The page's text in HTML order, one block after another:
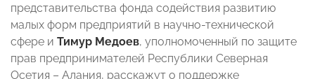
представительства фонда содействия развитию
малых форм предприятий в научно-технической
сфере и Тимур Медоев, уполномоченный по защите
прав предпринимателей Республики Северная
Осетия – Алания, расскажут о поддержке